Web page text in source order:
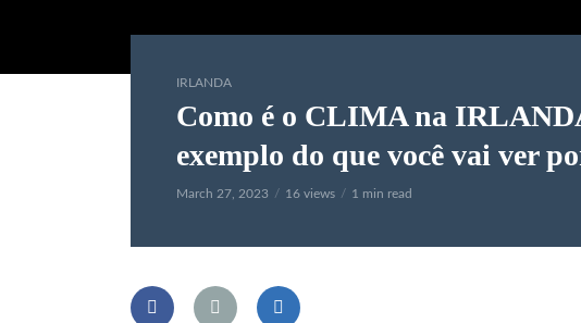
IRLANDA
Como é o CLIMA na
exemplo do que você vai ver
March 27, 2023 16 views 1 min read